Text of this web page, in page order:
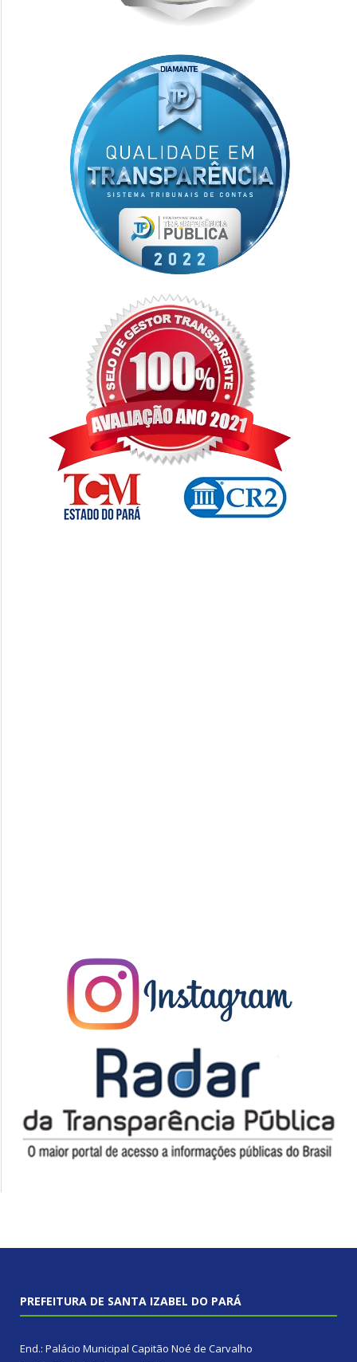
PREFEITURA DE SANTA IZABEL DO PARÁ
End.: Palácio Municipal Capitão Noé de Carvalho